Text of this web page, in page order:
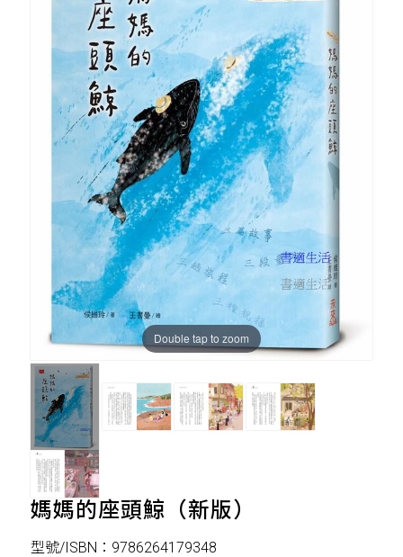
Double tap to zoom
媽媽的座頭鯨（新版）
型號/ISBN：9786264179348